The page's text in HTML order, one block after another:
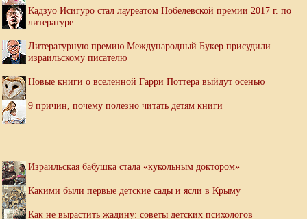
Кадзуо Исигуро стал лауреатом Нобелевской премии 2017 г. по
литературе
Литературную премию Международный Букер присудили
израильскому писателю
Новые книги о вселенной Гарри Поттера выйдут осенью
9 причин, почему полезно читать детям книги
Израильская бабушка стала «кукольным доктором»
Какими были первые детские сады и ясли в Крыму
Как не вырастить жадину: советы детских психологов